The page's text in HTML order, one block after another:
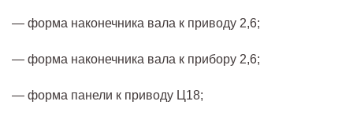
— форма наконечника вала к приводу 2,6;
— форма наконечника вала к прибору 2,6;
— форма панели к приводу Ц18;